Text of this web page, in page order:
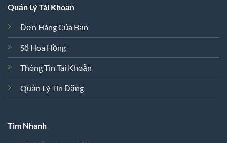
Quản Lý Tài Khoản
Đơn Hàng Của Bạn
Sổ Hoa Hồng
Thông Tin Tài Khoản
Quản Lý Tin Đăng
Tìm Nhanh